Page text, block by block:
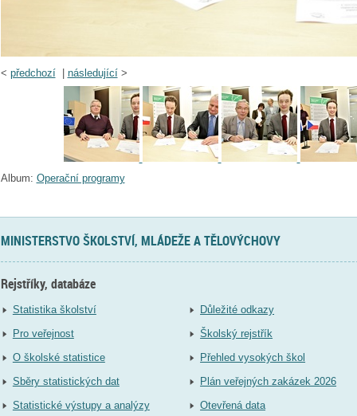
< předchozí| následující>
Album: Operační programy
MINISTERSTVO ŠKOLSTVÍ, MLÁDEŽE A TĚLOVÝCHOVY
Rejstříky, databáze
Statistika školství
Pro veřejnost
O školské statistice
Sběry statistických dat
Statistické výstupy a analýzy
Důležité odkazy
Školský rejstřík
Přehled vysokých škol
Plán veřejných zakázek 2026
Otevřená data